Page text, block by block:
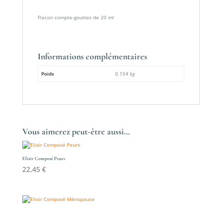
Flacon compte-gouttes de 20 ml
Informations complémentaires
Poids 0,154 kg
Vous aimerez peut-être aussi…
Elixir Composé Peurs
22,45 €